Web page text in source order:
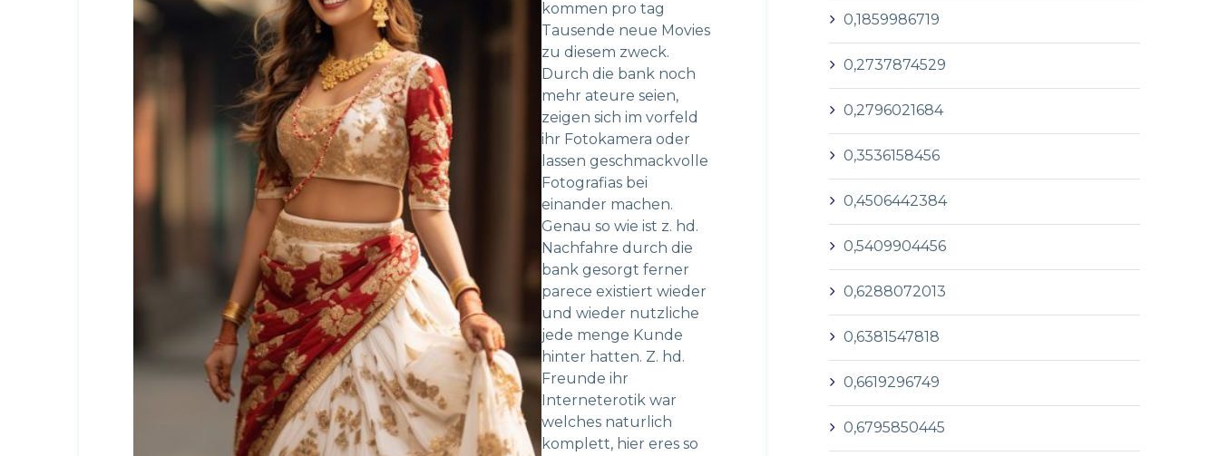
kommen pro tag
Tausende neue Movies
zu diesem zweck.
Durch die bank noch
mehr ateure seien,
zeigen sich im vorfeld
ihr Fotokamera oder
lassen geschmackvolle
Fotografias bei
einander machen.
Genau so wie ist z. hd.
Nachfahre durch die
bank gesorgt ferner
parece existiert wieder
und wieder nutzliche
jede menge Kunde
hinter hatten. Z. hd.
Freunde ihr
Interneterotik war
welches naturlich
komplett, hier eres so
0,1859986719
0,2737874529
0,2796021684
0,3536158456
0,4506442384
0,5409904456
0,6288072013
0,6381547818
0,6619296749
0,6795850445